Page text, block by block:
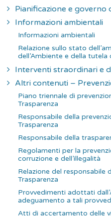
Pianificazione e governo
Informazioni ambientali
Informazioni ambientali
Relazione sullo stato
dell’Ambiente e della
Interventi straordinari e
Altri contenuti –
Piano triennale di
Trasparenza
Responsabile della
Trasparenza
Responsabile della
Regolamenti per la
corruzione e dell’illegalità
Relazione del responsabile
Trasparenza
Provvedimenti adottati
adeguamento a tali
Atti di accertamento delle